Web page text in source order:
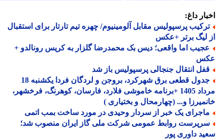
داغ:
پرسپولیس مقابل آلومینیوم/ چهره تیم تارتار برای استقبال
لیگ برتر +عکس
اما واقعی؛ دیس بک محمدرضا گلزار به کریس رونالدو +
انتقال جنجالی پرسپولیس باز شد
جدول قطعی برق شهرکرد، بروجن و لردگان فردا یکشنبه 18
مرداد 1405 +برنامه خاموشی فلارد، فارسان، کوهرنگ، فرخشهر،
و... (چهارمحال و بختیاری )
یک خبر از سردار وحیدی در مورد ساخت بمب اتمی
روابط عمومی شرکت ملی گاز ایران منصوب شد؛
داوری پور